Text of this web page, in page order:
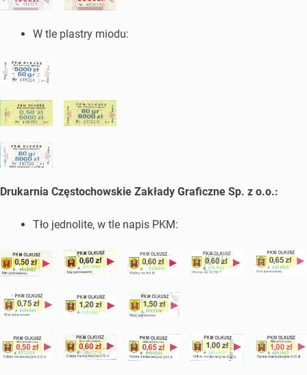
W tle plastry miodu:
Drukarnia Częstochowskie Zakłady Graficzne Sp. z o.o.:
Tło jednolite, w tle napis PKM: